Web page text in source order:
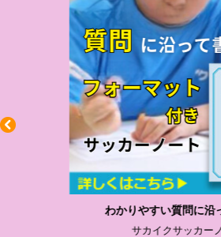
わかりやすい質問に沿っ
サカイクサッカーノ